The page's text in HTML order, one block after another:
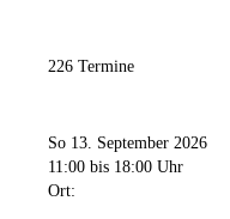
226 Termine
So 13. September 2026
11:00 bis 18:00 Uhr
Ort: